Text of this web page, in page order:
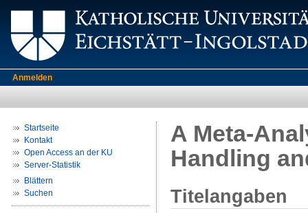
Anmelden
Startseite
Kontakt
Open Access an der KU
Server-Statistik
Blättern
Suchen
A Meta-
Handling
Titelangaben